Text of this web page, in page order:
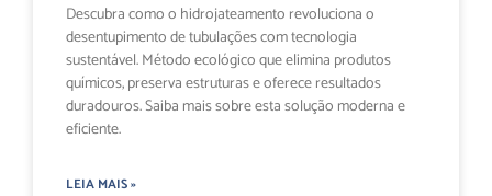
Descubra como o hidrojateamento revoluciona o
desentupimento de tubulações com tecnologia
sustentável. Método ecológico que elimina produtos
químicos, preserva estruturas e oferece resultados
duradouros. Saiba mais sobre esta solução moderna e
eficiente.
LEIA MAIS »